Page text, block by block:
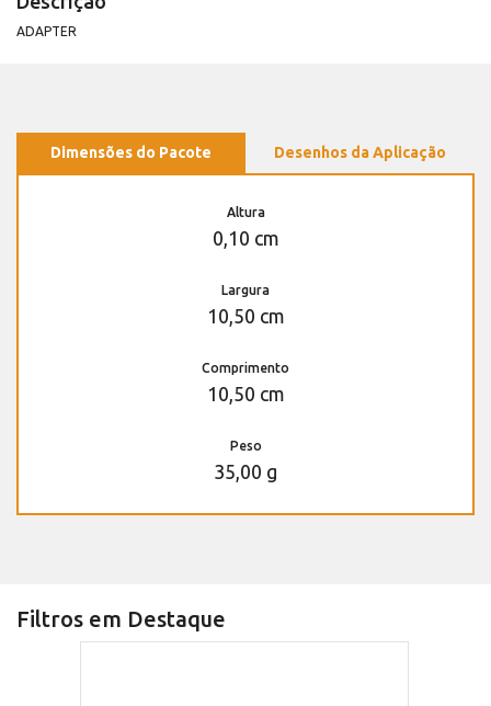
ADAPTER
Dimensões do Pacote Desenhos da Aplicação
Altura
0,10 cm
Largura
10,50 cm
Comprimento
10,50 cm
Peso
35,00 g
Filtros em Destaque